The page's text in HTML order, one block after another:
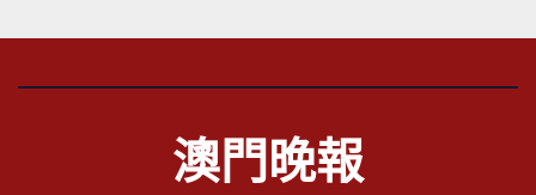
澳門晚報